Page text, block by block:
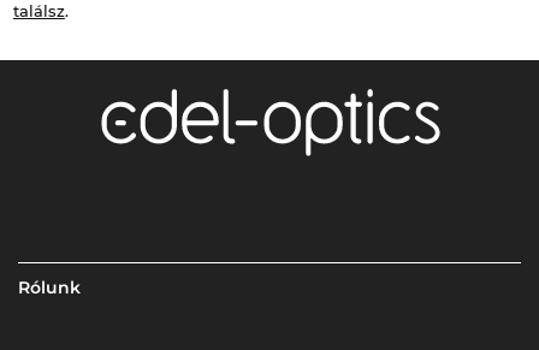
találsz.
Rólunk